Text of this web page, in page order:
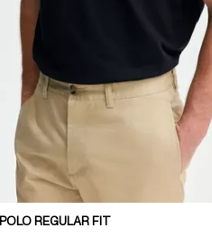
REGULAR FIT